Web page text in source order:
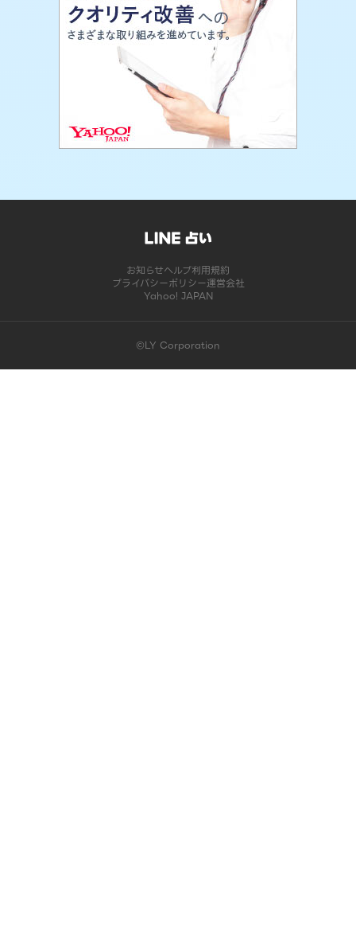
お知らせヘルプ利用規約
プライバシーポリシー運営会社
Yahoo! JAPAN
©LY Corporation
このコンテンツは掲載が終了しました | LINE占い